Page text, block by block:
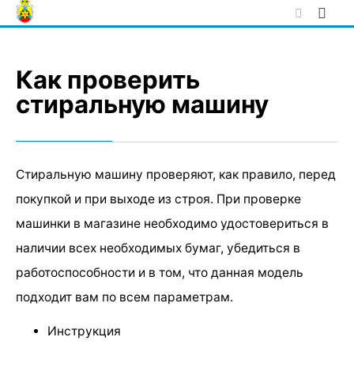
Skip
to
Как проверить
стиральную машину
Стиральную машину проверяют, как правило, перед
покупкой и при выходе из строя. При проверке
машинки в магазине необходимо удостовериться в
наличии всех необходимых бумаг, убедиться в
работоспособности и в том, что данная модель
подходит вам по всем параметрам.
Инструкция